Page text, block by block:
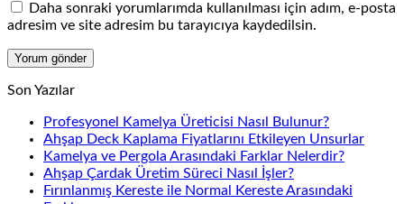
Daha sonraki yorumlarımda kullanılması için adım, e-posta
adresim ve site adresim bu tarayıcıya kaydedilsin.
Son Yazılar
Profesyonel Kamelya Üreticisi Nasıl Bulunur?
Ahşap Deck Kaplama Fiyatlarını Etkileyen Unsurlar
Kamelya ve Pergola Arasındaki Farklar Nelerdir?
Ahşap Çardak Üretim Süreci Nasıl İşler?
Fırınlanmış Kereste ile Normal Kereste Arasındaki